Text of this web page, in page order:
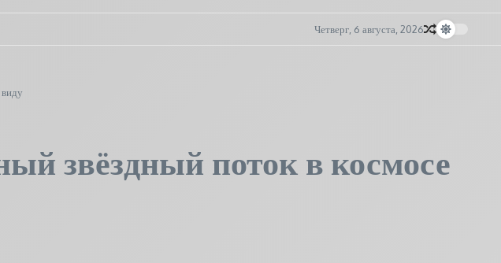
Четверг, 6 августа, 2026
звёздный поток в космосе